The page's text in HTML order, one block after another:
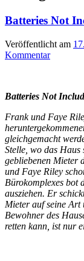
Batteries Not
Veröffentlicht am
Kommentar
Batteries Not
Frank und Faye
gleichgemacht
Stelle, wo das Haus
gebliebenen Mieter
und Faye Riley
Bürokomplexes bot
ausziehen. Er
Mieter auf seine Art
Bewohner des
retten kann, ist nur